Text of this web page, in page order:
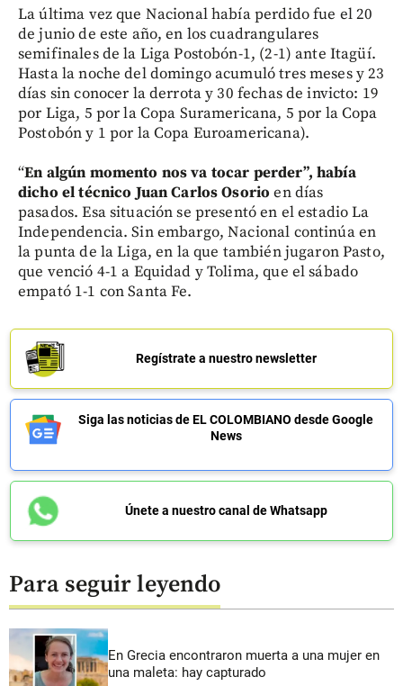
La última vez que Nacional había perdido fue el 20
de junio de este año, en los cuadrangulares
semifinales de la Liga Postobón-1, (2-1) ante Itagüí.
Hasta la noche del domingo acumuló tres meses y 23
días sin conocer la derrota y 30 fechas de invicto: 19
por Liga, 5 por la Copa Suramericana, 5 por la Copa
Postobón y 1 por la Copa Euroamericana).
“En algún momento nos va tocar perder”, había
dicho el técnico Juan Carlos Osorio en días
pasados. Esa situación se presentó en el estadio La
Independencia. Sin embargo, Nacional continúa en
la punta de la Liga, en la que también jugaron Pasto,
que venció 4-1 a Equidad y Tolima, que el sábado
empató 1-1 con Santa Fe.
Regístrate a nuestro newsletter
Siga las noticias de EL COLOMBIANO desde Google
News
Únete a nuestro canal de Whatsapp
Para seguir leyendo
En Grecia encontraron muerta a una mujer en
una maleta: hay capturado